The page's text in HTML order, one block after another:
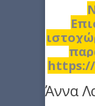
Άννα